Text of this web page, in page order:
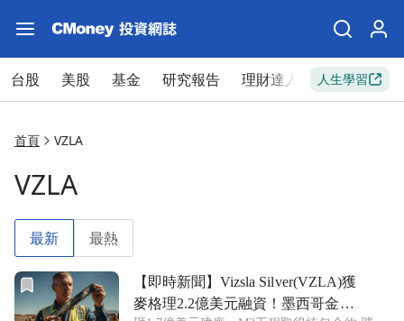
台股 美股 基金 研究報告 理財達人 新手入門
人生學習
首頁 VZLA
VZLA
最新 最熱
前往【即時新聞】Vizsla Silver(VZLA)獲麥格理2.2億美元融
【即時新聞】Vizsla Silver(VZLA)獲
麥格理2.2億美元融資！墨西哥金銀